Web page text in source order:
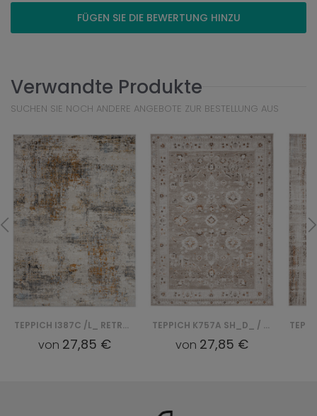
FÜGEN SIE DIE BEWERTUNG HINZU
Verwandte Produkte
SUCHEN SIE NOCH ANDERE ANGEBOTE ZUR BESTELLUNG AUS
TEPPICH I387C /L_ RETRO - NIEBIESKI, BIAŁY
von 27,85 €
TEPPICH K757A SH_D_ / RETRO - BEŻOWY, BIAŁY
von 27,85 €